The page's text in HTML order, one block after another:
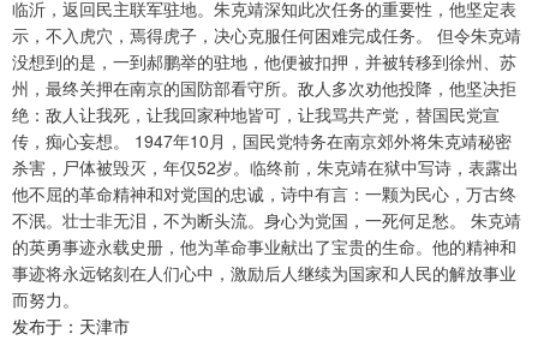
临沂，返回民主联军驻地。朱克靖深知此次任务的重要性，他坚定表
示，不入虎穴，焉得虎子，决心克服任何困难完成任务。 但令朱克靖
没想到的是，一到郝鹏举的驻地，他便被扣押，并被转移到徐州、苏
州，最终关押在南京的国防部看守所。敌人多次劝他投降，他坚决拒
绝：敌人让我死，让我回家种地皆可，让我骂共产党，替国民党宣
传，痴心妄想。 1947年10月，国民党特务在南京郊外将朱克靖秘密
杀害，尸体被毁灭，年仅52岁。临终前，朱克靖在狱中写诗，表露出
他不屈的革命精神和对党国的忠诚，诗中有言：一颗为民心，万古终
不泯。壮士非无泪，不为断头流。身心为党国，一死何足愁。 朱克靖
的英勇事迹永载史册，他为革命事业献出了宝贵的生命。他的精神和
事迹将永远铭刻在人们心中，激励后人继续为国家和人民的解放事业
而努力。
发布于：天津市